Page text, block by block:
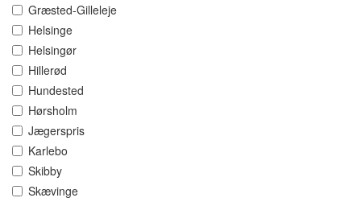
Græsted-Gilleleje
Helsinge
Helsingør
Hillerød
Hundested
Hørsholm
Jægerspris
Karlebo
Skibby
Skævinge